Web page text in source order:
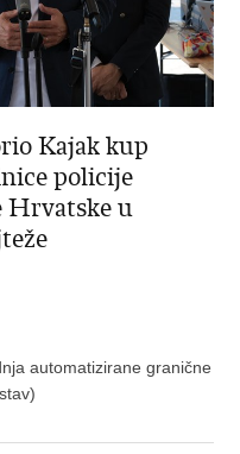
Kajak kup
policije
Hrvatske u
automatizirane granične